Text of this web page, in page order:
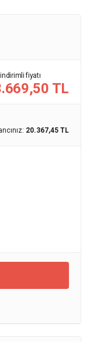
fiyatı
TL
20.367,45 TL